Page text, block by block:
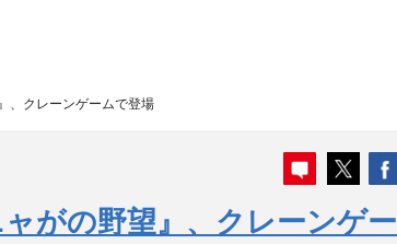
、クレーンゲームで登場
がの野望』、クレーンゲー